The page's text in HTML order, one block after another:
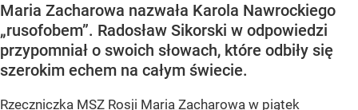
Maria Zacharowa nazwała Karola Nawrockiego
„rusofobem”. Radosław Sikorski w odpowiedzi
przypomniał o swoich słowach, które odbiły się
szerokim echem na całym świecie.
Rzeczniczka MSZ Rosji Maria Zacharowa w piątek